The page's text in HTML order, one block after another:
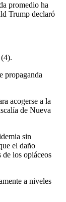
promedio ha
Trump declaró
propaganda
acogerse a la
de Nueva
sin
el daño
de los opiáceos
a niveles